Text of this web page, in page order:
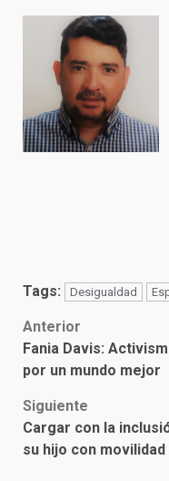
Tags: Desigualdad
Post
navigation
Anterior
Fania Davis:
por un mundo mejor
Siguiente
Cargar con la
su hijo con